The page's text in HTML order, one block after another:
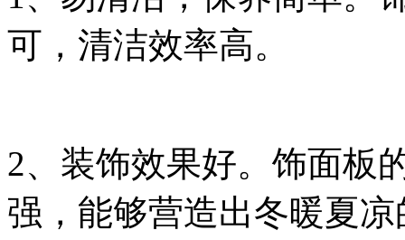
可，清洁效率高。
2、装饰效果好。饰面板
强，能够营造出冬暖夏